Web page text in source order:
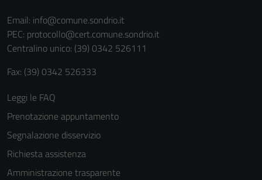
Email: info@comune.sondrio.it
PEC: protocollo@cert.comune.sondrio.it
Centralino unico: (39) 0342 526111
Fax: (39) 0342 526333
Leggi le FAQ
Prenotazione appuntamento
Segnalazione disservizio
Richiesta assistenza
Amministrazione trasparente